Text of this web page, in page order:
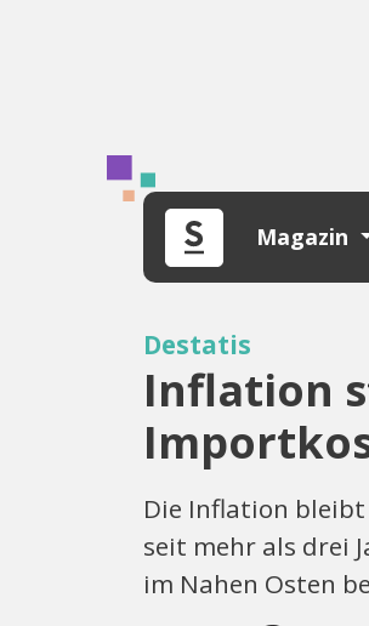
Magazin
Destatis
Inflation
Die Inflation
seit mehr als drei
im Nahen Osten